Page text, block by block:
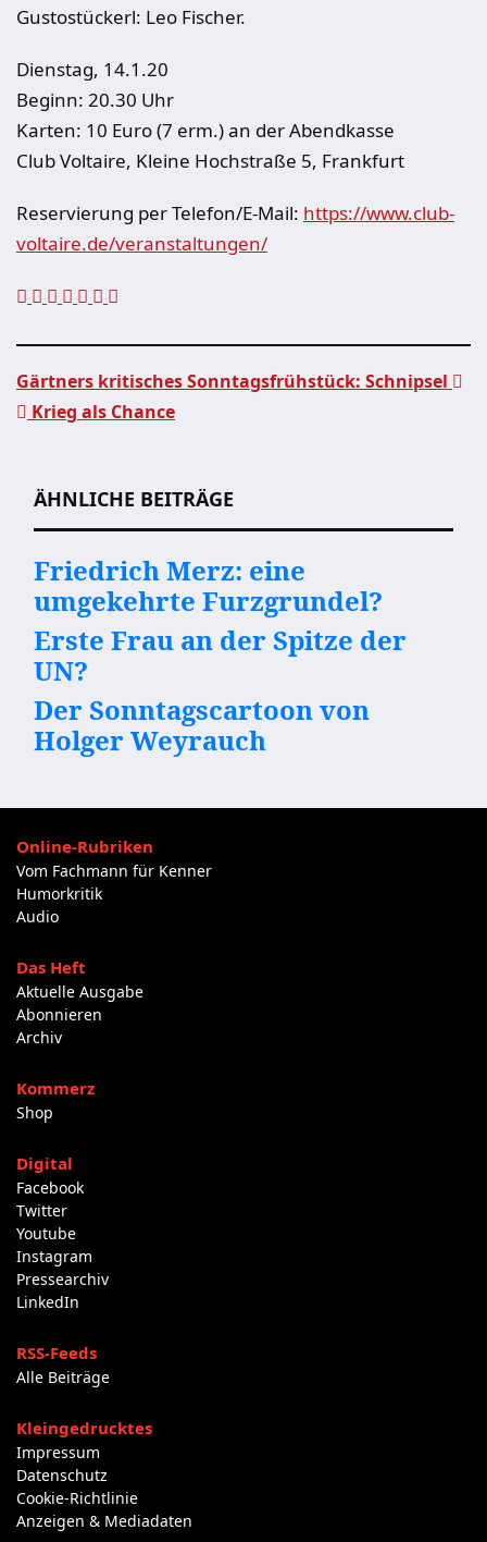
Gustostückerl: Leo Fischer.
Dienstag, 14.1.20
Beginn: 20.30 Uhr
Karten: 10 Euro (7 erm.) an der Abendkasse
Club Voltaire, Kleine Hochstraße 5, Frankfurt
Reservierung per Telefon/E-Mail: https://www.club-
voltaire.de/veranstaltungen/
Gärtners kritisches Sonntagsfrühstück: Schnipsel
Krieg als Chance
ÄHNLICHE BEITRÄGE
Friedrich Merz: eine
umgekehrte Furzgrundel?
Erste Frau an der Spitze der
UN?
Der Sonntagscartoon von
Holger Weyrauch
Online-Rubriken
Vom Fachmann für Kenner
Humorkritik
Audio
Das Heft
Aktuelle Ausgabe
Abonnieren
Archiv
Kommerz
Shop
Digital
Facebook
Twitter
Youtube
Instagram
Pressearchiv
LinkedIn
RSS-Feeds
Alle Beiträge
Kleingedrucktes
Impressum
Datenschutz
Cookie-Richtlinie
Anzeigen & Mediadaten